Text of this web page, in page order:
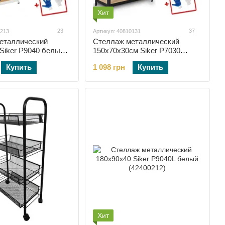
23
P9040 белый
Купить
Хит
Артикул: 40810131 37
Стеллаж металлический
150х70х30см Siker P7030
черный (40810131)
1 098 грн
Купить
Хит